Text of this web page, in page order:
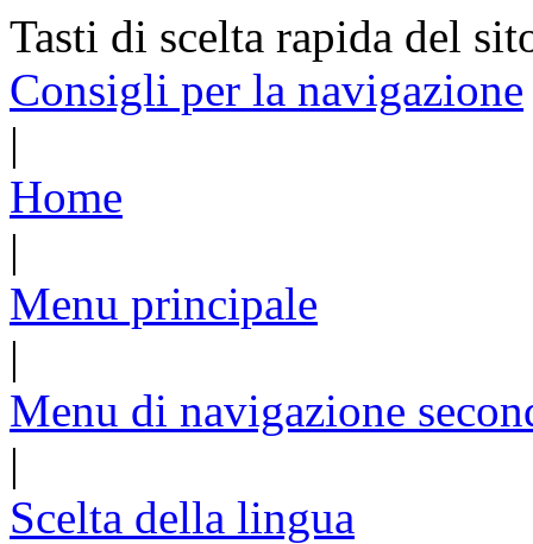
Tasti di scelta rapida del
Consigli per la navigazione
|
Home
|
Menu principale
|
Menu di navigazione
|
Scelta della lingua